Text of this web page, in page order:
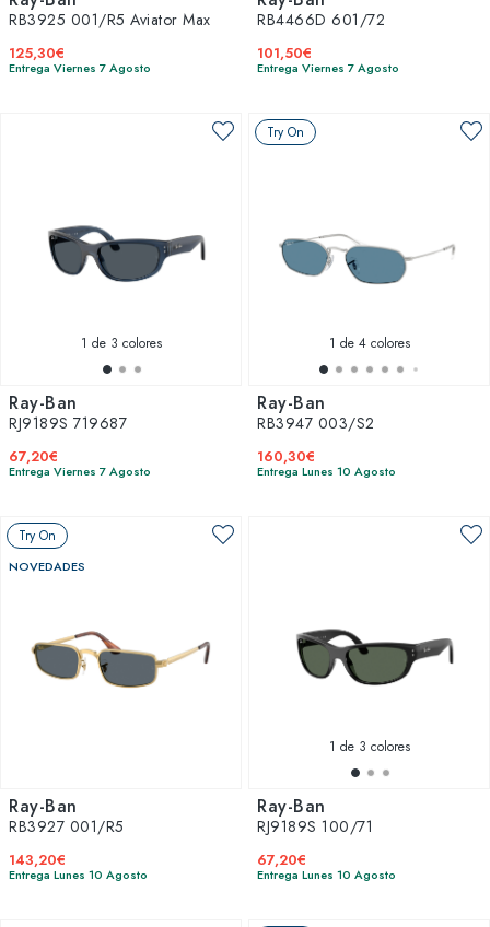
RB3925 001/R5 Aviator Max
125,30€
Entrega Viernes 7 Agosto
RB4466D 601/72
101,50€
Entrega Viernes 7 Agosto
1 de 3 colores
Ray-Ban
RJ9189S 719687
67,20€
Entrega Viernes 7 Agosto
Try On
1 de 4 colores
Ray-Ban
RB3947 003/S2
160,30€
Entrega Lunes 10 Agosto
Try On
NOVEDADES
Ray-Ban
RB3927 001/R5
143,20€
Entrega Lunes 10 Agosto
1 de 3 colores
Ray-Ban
RJ9189S 100/71
67,20€
Entrega Lunes 10 Agosto